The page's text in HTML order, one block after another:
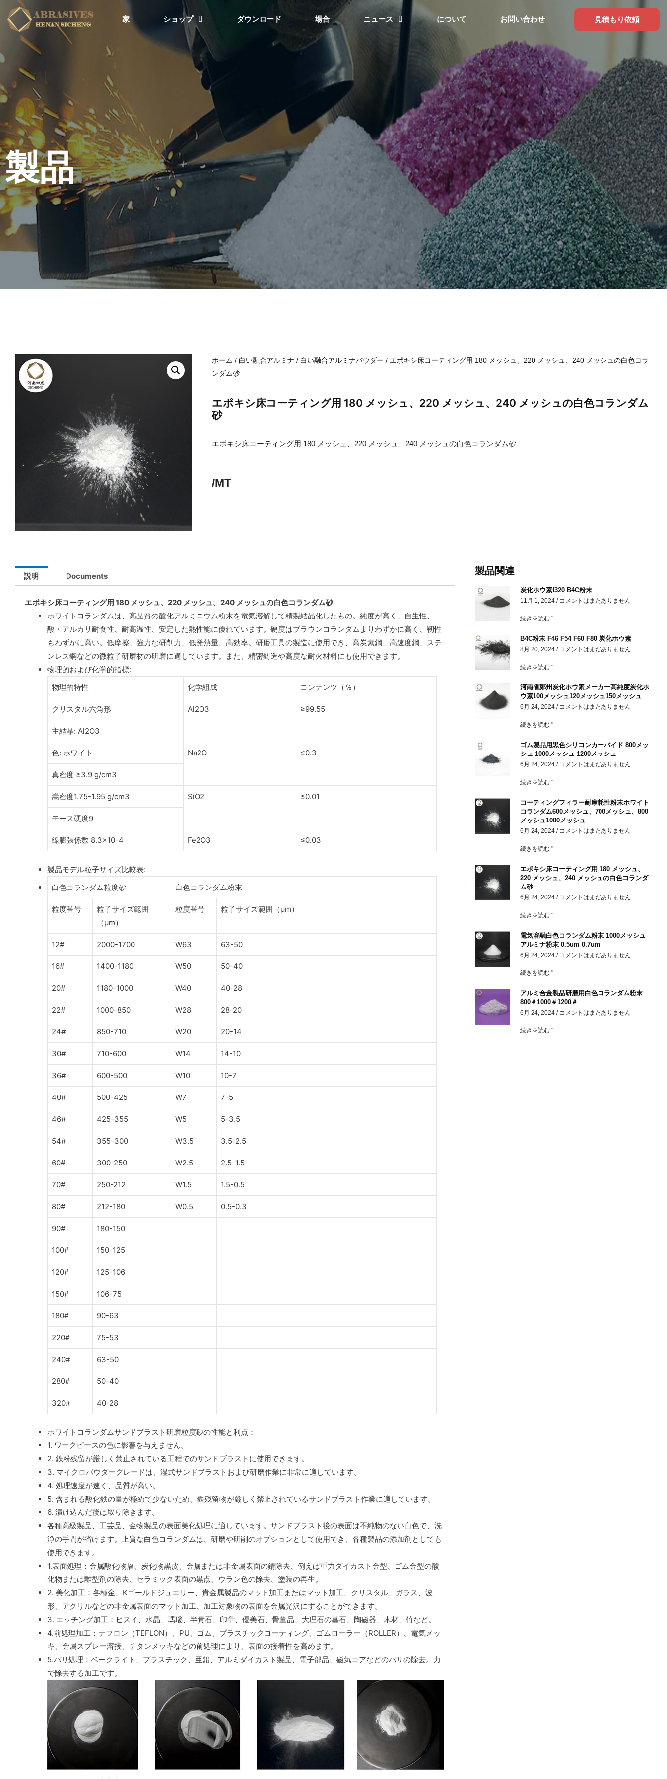
家 ショップ ダウンロード 場合 ニュース について お問い合わせ 見積もり依頼
製品
ホーム / 白い融合アルミナ / 白い融合アルミナパウダー / エポキシ床コーティング用 180 メッシュ、220 メッシュ、240 メッシュの白色コラ
ンダム砂
エポキシ床コーティング用 180 メッシュ、220 メッシュ、240 メッシュの白色コランダム
砂
エポキシ床コーティング用 180 メッシュ、220 メッシュ、240 メッシュの白色コランダム砂
/MT
説明 Documents
エポキシ床コーティング用 180 メッシュ、220 メッシュ、240 メッシュの白色コランダム砂
ホワイトコランダムは、高品質の酸化アルミニウム粉末を電気溶解して精製結晶化したもの。純度が高く、自生性、
酸・アルカリ耐食性、耐高温性、安定した熱性能に優れています。硬度はブラウンコランダムよりわずかに高く、靭性
もわずかに高い。低摩擦、強力な研削力、低発熱量、高効率。研磨工具の製造に使用でき、高炭素鋼、高速度鋼、ステ
ンレス鋼などの微粒子研磨材の研磨に適しています。また、精密鋳造や高度な耐火材料にも使用できます。
物理的および化学的指標:
物理的特性
化学組成 コンテンツ（％）
クリスタル六角形 Al2O3 ≥99.55
主結晶: Al2O3
色: ホワイト Na2O ≤0.3
真密度 ≥3.9 g/cm3
嵩密度1.75-1.95 g/cm3 SiO2 ≤0.01
モース硬度9
線膨張係数 8.3×10-4 Fe2O3 ≤0.03
製品モデル粒子サイズ比較表:
白色コランダム粒度砂
白色コランダム粉末
粒度番号
粒子サイズ範囲
（μm）
粒度番号 粒子サイズ範囲（μm）
12# 2000-1700 W63 63-50
16# 1400-1180 W50 50-40
20# 1180-1000 W40 40-28
22# 1000-850 W28 28-20
24# 850-710 W20 20-14
30# 710-600 W14 14-10
36# 600-500 W10 10-7
40# 500-425 W7 7-5
46# 425-355 W5 5-3.5
54# 355-300 W3.5 3.5-2.5
60# 300-250 W2.5 2.5-1.5
70# 250-212 W1.5 1.5-0.5
80# 212-180 W0.5 0.5-0.3
90# 180-150
100# 150-125
120# 125-106
150# 106-75
180# 90-63
220# 75-53
240# 63-50
280# 50-40
320# 40-28
ホワイトコランダムサンドブラスト研磨粒度砂の性能と利点：
1. ワークピースの色に影響を与えません。
2. 鉄粉残留が厳しく禁止されている工程でのサンドブラストに使用できます。
3. マイクロパウダーグレードは、湿式サンドブラストおよび研磨作業に非常に適しています。
4. 処理速度が速く、品質が高い。
5. 含まれる酸化鉄の量が極めて少ないため、鉄残留物が厳しく禁止されているサンドブラスト作業に適しています。
6. 漬け込んだ後は取り除きます。
各種高級製品、工芸品、金物製品の表面美化処理に適しています。サンドブラスト後の表面は不純物のない白色で、洗
浄の手間が省けます。上質な白色コランダムは、研磨や研削のオプションとして使用でき、各種製品の添加剤としても
使用できます。
1.表面処理：金属酸化物層、炭化物黒皮、金属または非金属表面の錆除去、例えば重力ダイカスト金型、ゴム金型の酸
化物または離型剤の除去、セラミック表面の黒点、ウラン色の除去、塗装の再生。
2. 美化加工：各種金、Kゴールドジュエリー、貴金属製品のマット加工またはマット加工、クリスタル、ガラス、波
形、アクリルなどの非金属表面のマット加工、加工対象物の表面を金属光沢にすることができます。
3. エッチング加工：ヒスイ、水晶、瑪瑙、半貴石、印章、優美石、骨董品、大理石の墓石、陶磁器、木材、竹など。
4.前処理加工：テフロン（TEFLON）、PU、ゴム、プラスチックコーティング、ゴムローラー（ROLLER）、電気メッ
キ、金属スプレー溶接、チタンメッキなどの前処理により、表面の接着性を高めます。
5.バリ処理：ベークライト、プラスチック、亜鉛、アルミダイカスト製品、電子部品、磁気コアなどのバリの除去。力
で除去する加工です。
製品関連
炭化ホウ素f320 B4C粉末
11月 1, 2024 コメントはまだありません
続きを読む "
B4C粉末 F46 F54 F60 F80 炭化ホウ素
8月 20, 2024 コメントはまだありません
続きを読む "
河南省鄭州炭化ホウ素メーカー高純度炭化ホ
ウ素100メッシュ120メッシュ150メッシュ
6月 24, 2024 コメントはまだありません
続きを読む "
ゴム製品用黒色シリコンカーバイド 800メッ
シュ 1000メッシュ 1200メッシュ
6月 24, 2024 コメントはまだありません
続きを読む "
コーティングフィラー耐摩耗性粉末ホワイト
コランダム600メッシュ、700メッシュ、800
メッシュ1000メッシュ
6月 24, 2024 コメントはまだありません
続きを読む "
エポキシ床コーティング用 180 メッシュ、
220 メッシュ、240 メッシュの白色コランダ
ム砂
6月 24, 2024 コメントはまだありません
続きを読む "
電気溶融白色コランダム粉末 1000メッシュ
アルミナ粉末 0.5um 0.7um
6月 24, 2024 コメントはまだありません
続きを読む "
アルミ合金製品研磨用白色コランダム粉末
800＃1000＃1200＃
6月 24, 2024 コメントはまだありません
続きを読む "